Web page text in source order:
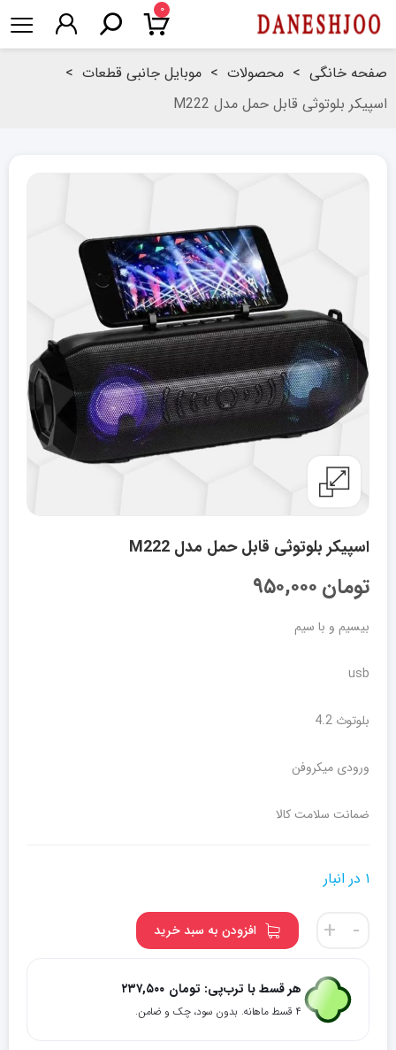
۰
صفحه خانگی > محصولات > موبایل جانبی قطعات >
اسپیکر بلوتوثی قابل حمل مدل M222
اسپیکر بلوتوثی قابل حمل مدل M222
۹۵۰,۰۰۰تومان
بیسیم و با سیم
usb
بلوتوث 4.2
ورودی میکروفن
ضمانت سلامت کالا
۱ در انبار
-
اسپیکر
بلوتوثی
حمل
مدل
M222
+ افزودن به سبد خرید
هر قسط با ترب‌پی: ۲۳۷,۵۰۰ تومان
۴ قسط ماهانه. بدون سود، چک و ضامن.